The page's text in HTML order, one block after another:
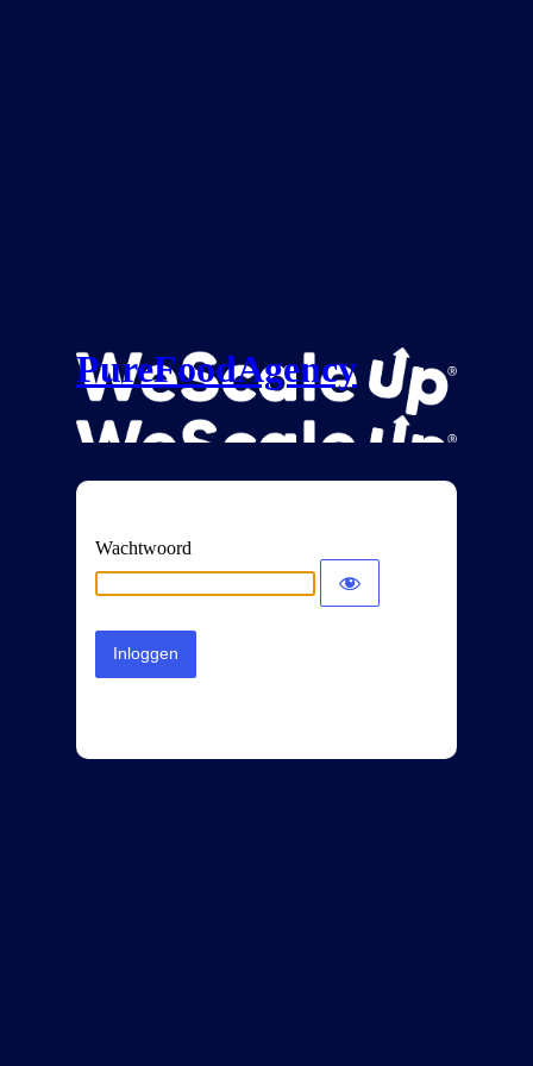
PureFoodAgency
Wachtwoord